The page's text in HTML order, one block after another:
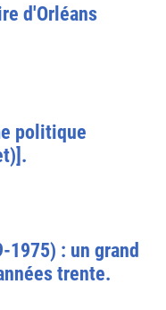
d'Orléans
politique
1975) : un grand
trente.